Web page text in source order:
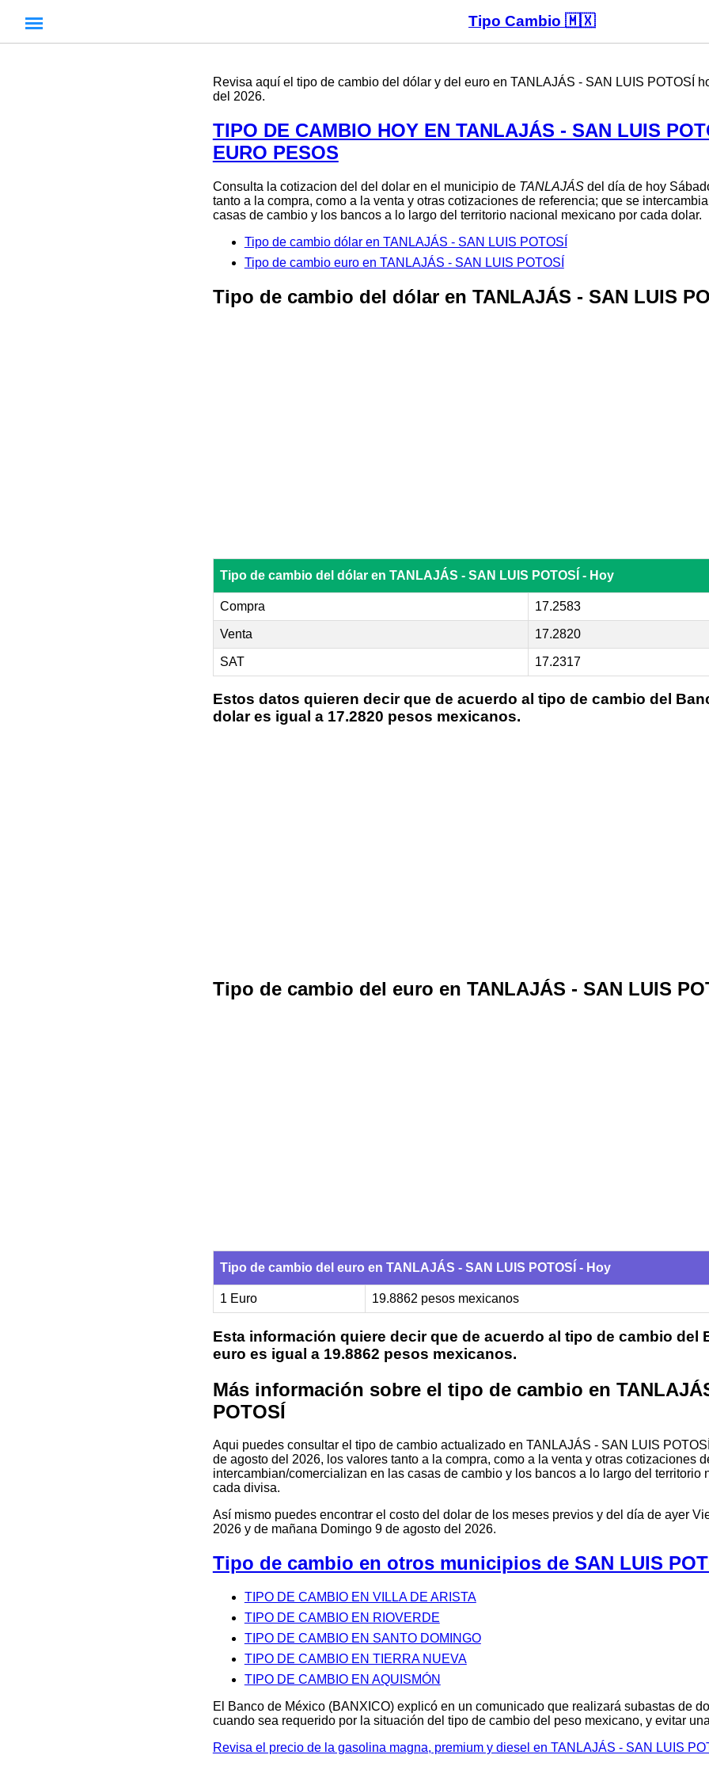
Tipo Cambio 🇲🇽
Revisa aquí el tipo de cambio del dólar y del euro en TANLAJÁS - SAN LUIS POTOSÍ
del 2026.
TIPO DE CAMBIO HOY EN TANLAJÁS - SAN LUIS
EURO PESOS
Consulta la cotizacion del del dolar en el municipio de TANLAJÁSdel día de hoy
tanto a la compra, como a la venta y otras cotizaciones de referencia; que se
casas de cambio y los bancos a lo largo del territorio nacional mexicano por cada dolar.
Tipo de cambio dólar en TANLAJÁS - SAN LUIS POTOSÍ
Tipo de cambio euro en TANLAJÁS - SAN LUIS POTOSÍ
Tipo de cambio del dólar en TANLAJÁS - SAN LUIS
Tipo de cambio del dólar en TANLAJÁS - SAN LUIS POTOSÍ - Hoy
Compra 17.2583
Venta 17.2820
SAT 17.2317
Estos datos quieren decir que de acuerdo al tipo de cambio del
dolar es igual a 17.2820 pesos mexicanos.
Tipo de cambio del euro en TANLAJÁS - SAN LUIS
Tipo de cambio del euro en TANLAJÁS - SAN LUIS POTOSÍ - Hoy
1 Euro 19.8862 pesos mexicanos
Esta información quiere decir que de acuerdo al tipo de cambio del
euro es igual a 19.8862 pesos mexicanos.
Más información sobre el tipo de cambio en
POTOSÍ
Aqui puedes consultar el tipo de cambio actualizado en TANLAJÁS - SAN LUIS
de agosto del 2026, los valores tanto a la compra, como a la venta y otras cotizaciones
intercambian/comercializan en las casas de cambio y los bancos a lo largo del territorio
cada divisa.
Así mismo puedes encontrar el costo del dolar de los meses previos y del día de ayer
2026 y de mañana Domingo 9 de agosto del 2026.
Tipo de cambio en otros municipios de SAN LUIS
TIPO DE CAMBIO EN VILLA DE ARISTA
TIPO DE CAMBIO EN RIOVERDE
TIPO DE CAMBIO EN SANTO DOMINGO
TIPO DE CAMBIO EN TIERRA NUEVA
TIPO DE CAMBIO EN AQUISMÓN
El Banco de México (BANXICO) explicó en un comunicado que realizará subastas de
cuando sea requerido por la situación del tipo de cambio del peso mexicano, y evitar
Revisa el precio de la gasolina magna, premium y diesel en TANLAJÁS - SAN LUIS